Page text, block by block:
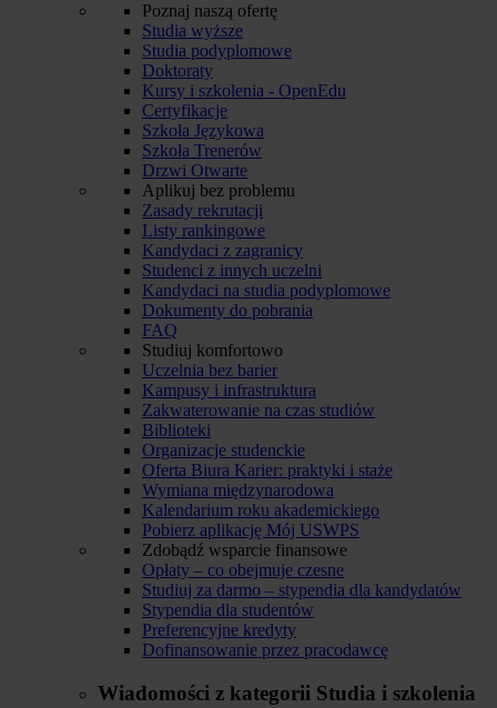
Poznaj naszą ofertę
Studia wyższe
Studia podyplomowe
Doktoraty
Kursy i szkolenia - OpenEdu
Certyfikacje
Szkoła Językowa
Szkoła Trenerów
Drzwi Otwarte
Aplikuj bez problemu
Zasady rekrutacji
Listy rankingowe
Kandydaci z zagranicy
Studenci z innych uczelni
Kandydaci na studia podyplomowe
Dokumenty do pobrania
FAQ
Studiuj komfortowo
Uczelnia bez barier
Kampusy i infrastruktura
Zakwaterowanie na czas studiów
Biblioteki
Organizacje studenckie
Oferta Biura Karier: praktyki i staże
Wymiana międzynarodowa
Kalendarium roku akademickiego
Pobierz aplikację Mój USWPS
Zdobądź wsparcie finansowe
Opłaty – co obejmuje czesne
Studiuj za darmo – stypendia dla kandydatów
Stypendia dla studentów
Preferencyjne kredyty
Dofinansowanie przez pracodawcę
Wiadomości z kategorii Studia i szkolenia